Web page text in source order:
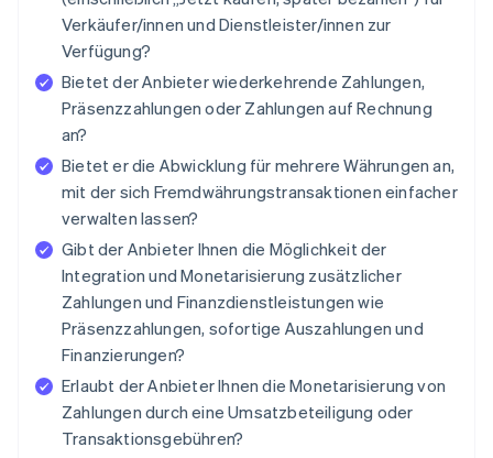
Verkäufer/innen und Dienstleister/innen zur
Verfügung?
Bietet der Anbieter wiederkehrende Zahlungen,
Präsenzzahlungen oder Zahlungen auf Rechnung
an?
Bietet er die Abwicklung für mehrere Währungen an,
mit der sich Fremdwährungstransaktionen einfacher
verwalten lassen?
Gibt der Anbieter Ihnen die Möglichkeit der
Integration und Monetarisierung zusätzlicher
Zahlungen und Finanzdienstleistungen wie
Präsenzzahlungen, sofortige Auszahlungen und
Finanzierungen?
Erlaubt der Anbieter Ihnen die Monetarisierung von
Zahlungen durch eine Umsatzbeteiligung oder
Transaktionsgebühren?